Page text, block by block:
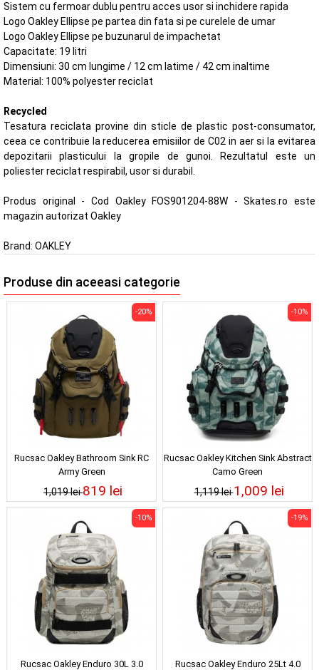
Sistem cu fermoar dublu pentru acces usor si inchidere rapida
Logo Oakley Ellipse pe partea din fata si pe curelele de umar
Logo Oakley Ellipse pe buzunarul de impachetat
Capacitate: 19 litri
Dimensiuni: 30 cm lungime / 12 cm latime / 42 cm inaltime
Material: 100% polyester reciclat
Recycled
Tesatura reciclata provine din sticle de plastic post-consumator,
ceea ce contribuie la reducerea emisiilor de C02 in aer si la evitarea
depozitarii plasticului la gropile de gunoi. Rezultatul este un
poliester reciclat respirabil, usor si durabil.
Produs original - Cod Oakley FOS901204-88W - Skates.ro este
magazin autorizat Oakley
Brand: OAKLEY
Produse din aceeasi categorie
Rucsac Oakley Bathroom Sink RC
Army Green
1,019 lei
-20%
819 lei
Rucsac Oakley Kitchen Sink Abstract
Camo Green
1,119 lei
-10%
1,009 lei
Rucsac Oakley Enduro 30L 3.0
-10%
Rucsac Oakley Enduro 25Lt 4.0
-19%